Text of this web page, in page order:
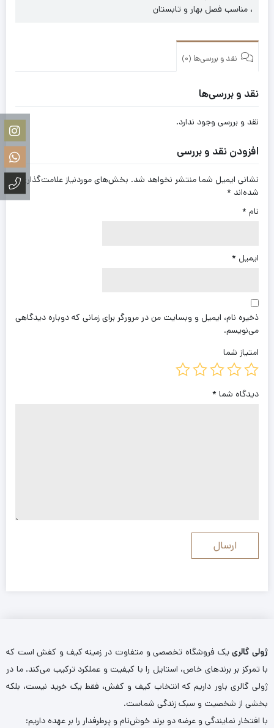
، مناسب فصل بهار و تابستان
نقد و بررسی‌ها (0)
نقد و بررسی‌ها
نقد و بررسی وجود ندارد.
افزودن نقد و بررسی
نشانی ایمیل شما منتشر نخواهد شد. بخش‌های موردنیاز علامت‌گذاری
شده‌اند *
نام *
ایمیل *
ذخیره نام، ایمیل و وبسایت من در مرورگر برای زمانی که دوباره دیدگاهی
می‌نویسم.
امتیاز شما
دیدگاه شما *
ژولی گالرییک فروشگاه تخصصی و متفاوت در زمینه کیف و کفش است که
با تمرکز بر برندهای خاص، استایل را با کیفیت و عملکرد ترکیب می‌کند. ما در
ژولی گالری باور داریم که انتخاب کیف و کفش، فقط یک خرید نیست، بلکه
بخشی از شخصیت و سبک زندگی شماست.
با افتخار نمایندگی و عرضه دو برند خوش‌نام و پرطرفدار را بر عهده داریم: